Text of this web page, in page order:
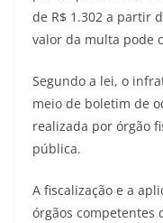
de R$ 1.302 a partir
valor da multa pode
Segundo a lei, o
meio de boletim de
realizada por órgão
pública.
A fiscalização e a
órgãos competentes